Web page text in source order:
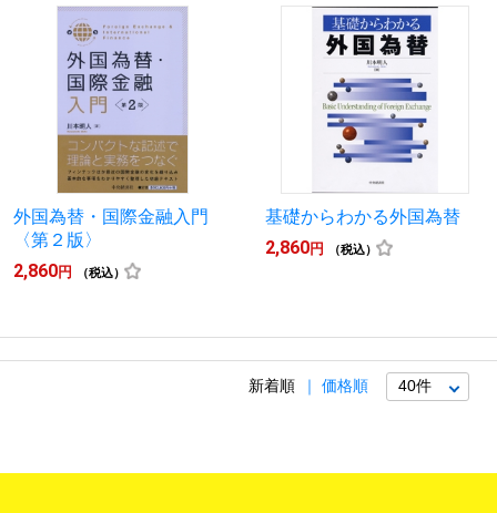
外国為替・国際金融入門
〈第２版〉
2,860円 （税込）
基礎からわかる外国為替
2,860円 （税込）
新着順 価格順